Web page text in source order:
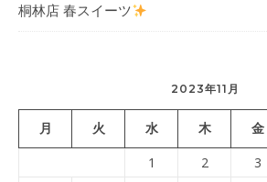
桐林店 春スイーツ
2023年11月
月 火 水 木 金
1 2 3